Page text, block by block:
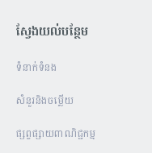
ស្វែងយល់បន្ថែម
ទំនាក់ទំនង
សំនួរនិងចម្លើយ
ផ្សព្វផ្សាយពាណិជ្ជកម្ម